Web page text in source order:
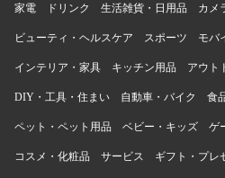
家電 ドリンク 生活雑貨・日用品 カメ
ビューティ・ヘルスケア スポーツ モバ
インテリア・家具 キッチン用品 アウト
DIY・工具・住まい 自動車・バイク 食
ペット・ペット用品 ベビー・キッズ ゲ
コスメ・化粧品 サービス ギフト・プレ